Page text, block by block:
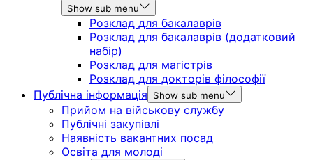
Show sub menu
Розклад для бакалаврів
Розклад для бакалаврів (додатковий
набір)
Розклад для магістрів
Розклад для докторів філософії
Публічна інформація
Show sub menu
Прийом на військову службу
Публічні закупівлі
Наявність вакантних посад
Освіта для молоді